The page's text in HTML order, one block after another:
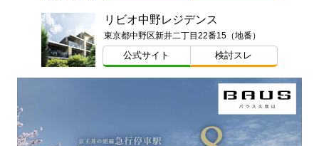
リビオ中野レジデンス
東京都中野区新井二丁目22番15（地番）
公式サイト 検討スレ